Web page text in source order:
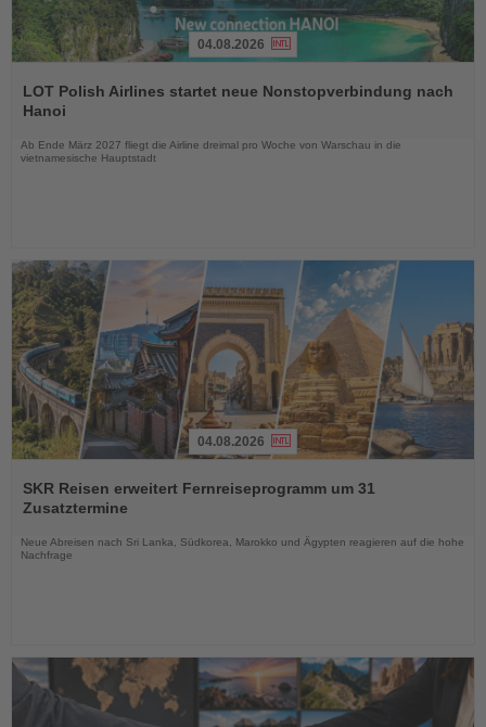
Sie
die
04.08.2026
LOT Polish Airlines startet neue Nonstopverbindung nach
Hanoi
Ab Ende März 2027 fliegt die Airline dreimal pro Woche von Warschau in die
vietnamesische Hauptstadt
Sie
die
04.08.2026
SKR Reisen erweitert Fernreiseprogramm um 31
Zusatztermine
Neue Abreisen nach Sri Lanka, Südkorea, Marokko und Ägypten reagieren auf die hohe
Nachfrage